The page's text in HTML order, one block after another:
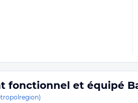
fonctionnel et équipé